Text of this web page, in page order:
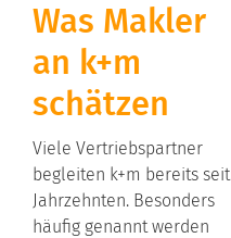
Was Makler
an k+m
schätzen
Viele Vertriebspartner
begleiten k+m bereits seit
Jahrzehnten. Besonders
häufig genannt werden